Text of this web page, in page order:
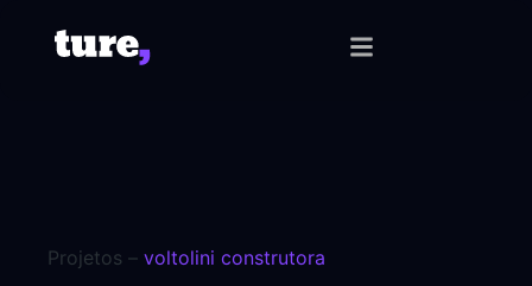
Projetos – voltolini construtora